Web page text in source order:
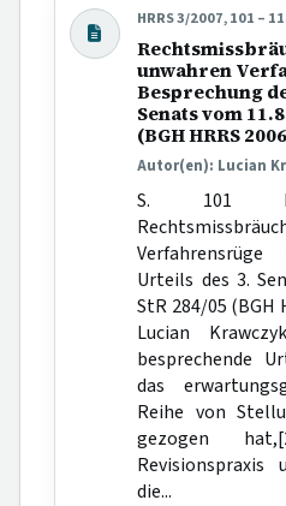
HRRS 3/2007, 101 –
unwahren
Besprechung
Senats vom
(BGH HRRS
Autor(en): Lucian
S. 101
Urteils des 3.
StR 284/05 (BGH
Lucian
besprechende
das
Reihe von
gezogen
Revisionspraxis
die...